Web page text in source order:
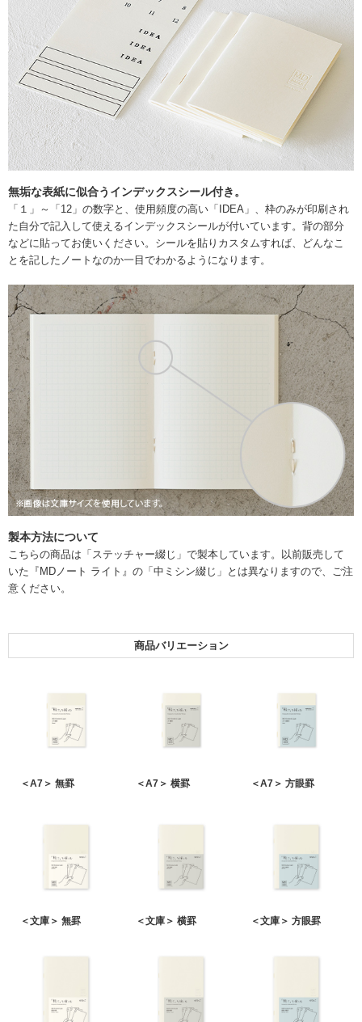
無垢な表紙に似合うインデックスシール付き。
「１」～「12」の数字と、使用頻度の高い「IDEA」、枠のみが印刷され
た自分で記入して使えるインデックスシールが付いています。背の部分
などに貼ってお使いください。シールを貼りカスタムすれば、どんなこ
とを記したノートなのか一目でわかるようになります。
製本方法について
こちらの商品は「ステッチャー綴じ」で製本しています。以前販売して
いた『MDノート ライト』の「中ミシン綴じ」とは異なりますので、ご注
意ください。
商品バリエーション
＜A7＞ 無罫 ＜A7＞ 横罫 ＜A7＞ 方眼罫
＜文庫＞ 無罫 ＜文庫＞ 横罫 ＜文庫＞ 方眼罫